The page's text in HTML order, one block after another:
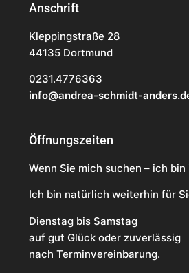
Anschrift
Kleppingstraße 28
44135 Dortmund
0231.4776363
info@andrea-schmidt-
Öffnungszeiten
Wenn Sie mich suchen – ich bin
Ich bin natürlich weiterhin für
Dienstag bis Samstag
auf gut Glück oder zuverlässig
nach Terminvereinbarung.